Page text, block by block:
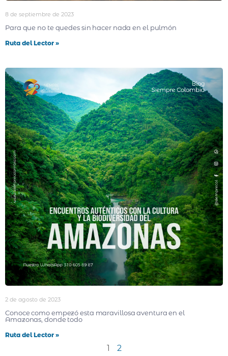
8 de septiembre de 2023
Para que no te quedes sin hacer nada en el pulmón
Ruta del Lector »
2 de agosto de 2023
Conoce como empezó esta maravillosa aventura en el
Amazonas, donde todo
Ruta del Lector »
1 2